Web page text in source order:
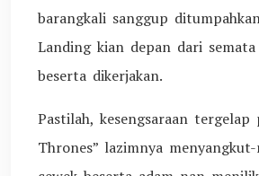
barangkali sanggup
Landing kian depan dari
beserta dikerjakan.
Pastilah, kesengsaraan tergelap
Thrones” lazimnya